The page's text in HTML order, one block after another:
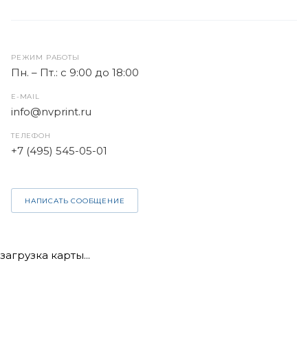
РЕЖИМ РАБОТЫ
Пн. – Пт.: с 9:00 до 18:00
E-MAIL
info@nvprint.ru
ТЕЛЕФОН
+7 (495) 545-05-01
НАПИСАТЬ СООБЩЕНИЕ
загрузка карты...